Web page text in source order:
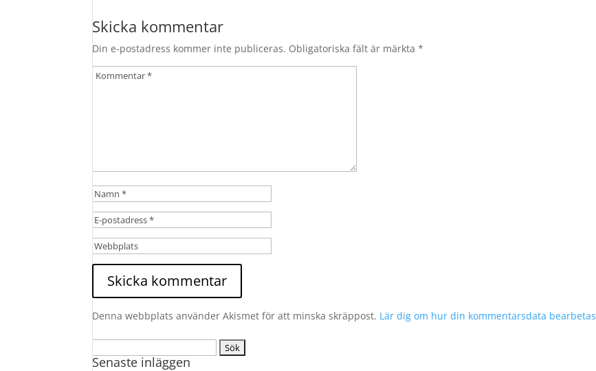
Skicka kommentar
Din e-postadress kommer inte publiceras. Obligatoriska fält är märkta*
Denna webbplats använder Akismet för att minska skräppost. Lär dig om hur din kommentarsdata bearbetas
efter:
Senaste inläggen